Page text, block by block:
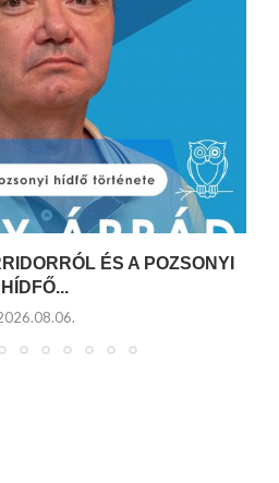
ÉS A POZSONYI
HÍDFŐ...